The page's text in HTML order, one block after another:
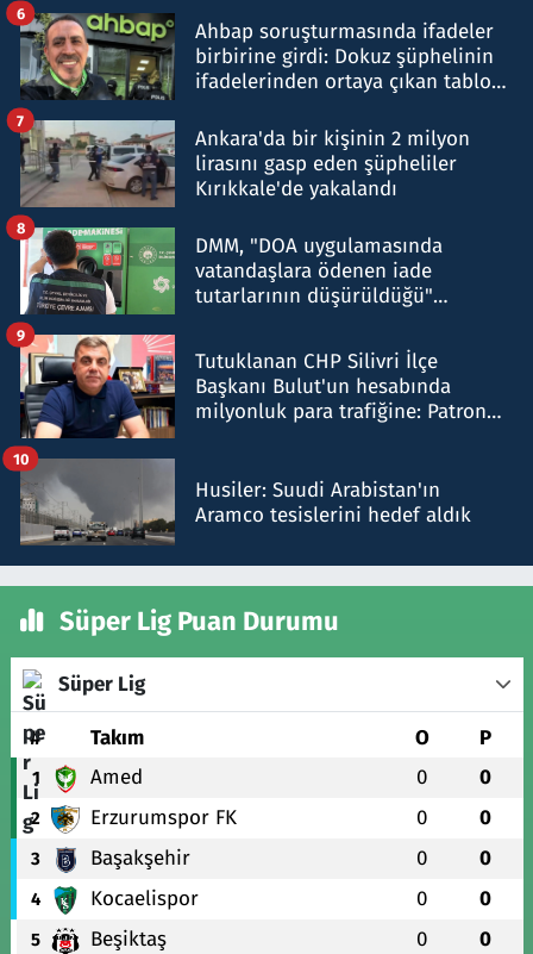
Ahbap soruşturmasında ifadeler
birbirine girdi: Dokuz şüphelinin
ifadelerinden ortaya çıkan tablo
6
Ankara'da bir kişinin 2 milyon
lirasını gasp eden şüpheliler
Kırıkkale'de yakalandı
7
DMM, "DOA uygulamasında
vatandaşlara ödenen iade
tutarlarının düşürüldüğü"
8
Tutuklanan CHP Silivri İlçe
Başkanı Bulut'un hesabında
milyonluk para trafiğine: Patron
9
Husiler: Suudi Arabistan'ın
Aramco tesislerini hedef aldık
10
Süper Lig Puan Durumu
Süper Lig
# Takım O P
1 Amed 0 0
2 Erzurumspor FK 0 0
3 Başakşehir 0 0
4 Kocaelispor 0 0
5 Beşiktaş 0 0